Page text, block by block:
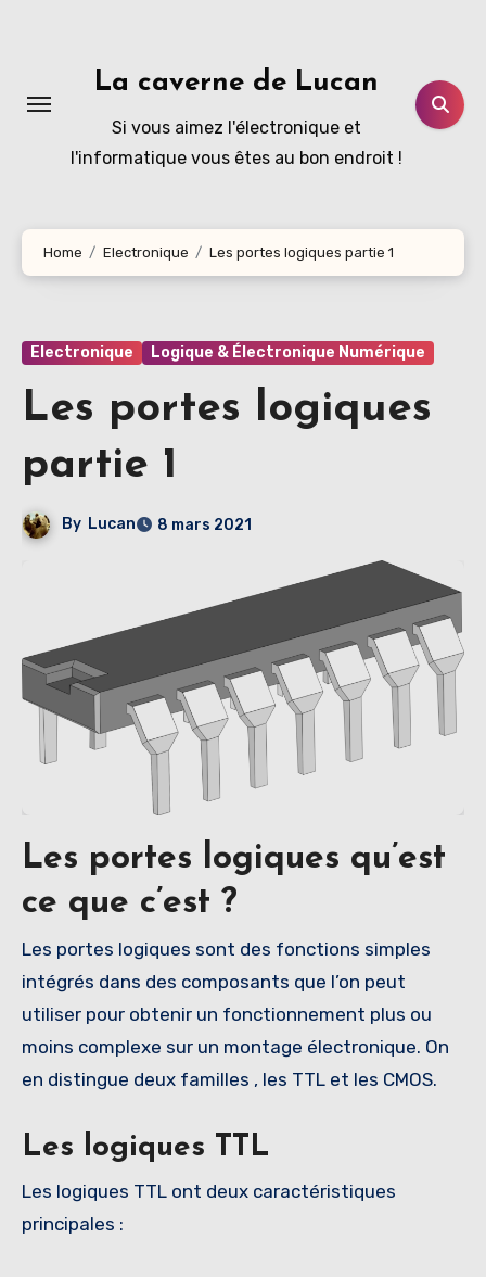
principal
La caverne de Lucan
Si vous aimez l'électronique et
l'informatique vous êtes au bon endroit !
Home Electronique Les portes logiques partie 1
Electronique Logique & Électronique Numérique
Les portes logiques
partie 1
By Lucan 8 mars 2021
Les portes logiques qu’est
ce que c’est ?
Les portes logiques sont des fonctions simples
intégrés dans des composants que l’on peut
utiliser pour obtenir un fonctionnement plus ou
moins complexe sur un montage électronique. On
en distingue deux familles , les TTL et les CMOS.
Les logiques TTL
Les logiques TTL ont deux caractéristiques
principales :